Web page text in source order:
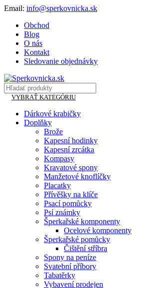
Email: info@sperkovnicka.sk
Obchod
Blog
O nás
Kontakt
Sledovanie objednávky
VYBRAŤ KATEGÓRIU
Dárkové krabičky
Doplňky
Brože
Kapesní hodinky
Kapesní zrcátka
Kompasy
Kravatové spony
Manžetové knoflíčky
Placatky
Přívěšky na klíče
Psací pomůcky
Psí známky
Šperkařské komponenty
Ocelové komponenty
Šperkařské pomůcky
Čištění stříbra
Spony na peníze
Svatební příbory
Tabatěrky
Vybavení prodejen